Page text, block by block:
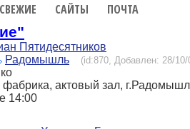
СВЕЖИЕ САЙТЫ ПОЧТА
Пятидесятников
Радомышль (id:870, Добавлен: 28/
актовый зал,
14:00